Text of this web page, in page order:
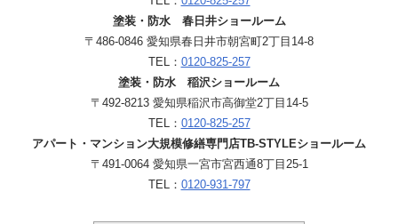
塗装・防水 春日井ショールーム
〒486-0846 愛知県春日井市朝宮町2丁目14-8
TEL： 0120-825-257
塗装・防水 稲沢ショールーム
〒492-8213 愛知県稲沢市高御堂2丁目14-5
TEL： 0120-825-257
アパート・マンション大規模修繕専門店TB-STYLEショールーム
〒491-0064 愛知県一宮市宮西通8丁目25-1
TEL： 0120-931-797